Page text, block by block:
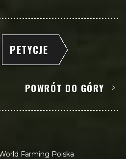
PETYCJE
POWRÓT DO GÓRY
Farming Polska